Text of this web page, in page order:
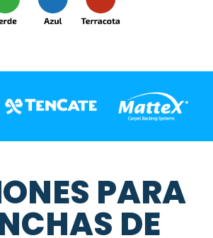
PARA
DE